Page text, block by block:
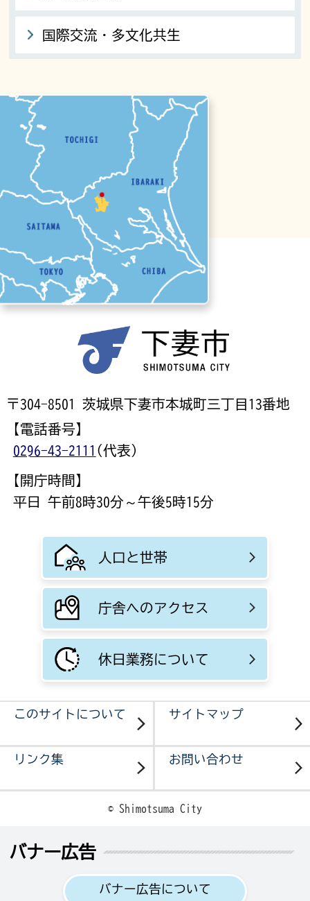
国際交流・多文化共生
〒304-8501 茨城県下妻市本城町三丁目13番地
【電話番号】
0296-43-2111 (代表)
【開庁時間】
平日 午前8時30分～午後5時15分
人口と世帯
庁舎へのアクセス
休日業務について
このサイトについて サイトマップ
リンク集 お問い合わせ
© Shimotsuma City
バナー広告
バナー広告について